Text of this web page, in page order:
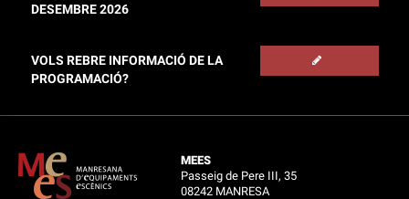
DESEMBRE 2026
VOLS REBRE INFORMACIÓ DE LA
PROGRAMACIÓ?
MEES
Passeig de Pere III, 35
08242 MANRESA